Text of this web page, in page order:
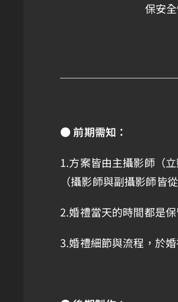
保安
● 前期需知：
1.方案皆由主攝影師（
（攝影師與副攝影師皆
2.婚禮當天的時間都是
3.婚禮細節與流程，於